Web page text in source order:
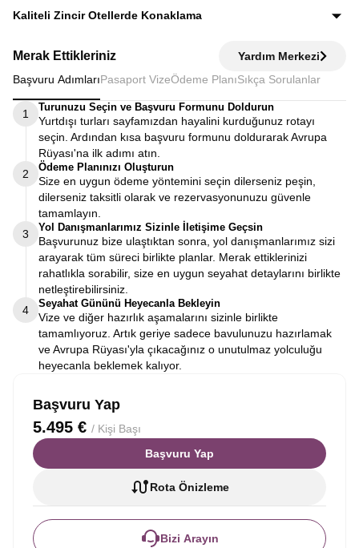
Yolları’nın konforu ve hizmet kalitesiyle seyahat edersiniz.
Kaliteli Zincir Otellerde Konaklama
kalınırken, Avrupa Rüyası’nda merkeze yakın kaliteli zincir
otellerde konaklayarak zamanınızı verimli kullanırsınız.
Merak Ettikleriniz
Yardım Merkezi
Başvuru AdımlarıPasaport VizeÖdeme Planı Sıkça Sorulanlar
1
Turunuzu Seçin ve Başvuru Formunu Doldurun
Yurtdışı turları sayfamızdan hayalini kurduğunuz rotayı
seçin. Ardından kısa başvuru formunu doldurarak Avrupa
Rüyası'na ilk adımı atın.
2
Ödeme Planınızı Oluşturun
Size en uygun ödeme yöntemini seçin dilerseniz peşin,
dilerseniz taksitli olarak ve rezervasyonunuzu güvenle
tamamlayın.
3
Yol Danışmanlarımız Sizinle İletişime Geçsin
Başvurunuz bize ulaştıktan sonra, yol danışmanlarımız sizi
arayarak tüm süreci birlikte planlar. Merak ettiklerinizi
rahatlıkla sorabilir, size en uygun seyahat detaylarını birlikte
netleştirebilirsiniz.
4
Seyahat Gününü Heyecanla Bekleyin
Vize ve diğer hazırlık aşamalarını sizinle birlikte
tamamlıyoruz. Artık geriye sadece bavulunuzu hazırlamak
ve Avrupa Rüyası'yla çıkacağınız o unutulmaz yolculuğu
heyecanla beklemek kalıyor.
Başvuru Yap
5.495 € / Kişi Başı
Başvuru Yap
Rota Önizleme
Bizi Arayın